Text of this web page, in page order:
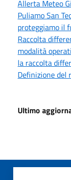
Allerta Meteo
Puliamo San
proteggiamo il
Raccolta
modalità
la raccolta
Definizione del
Ultimo